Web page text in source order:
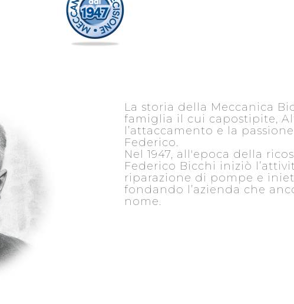
La storia della Meccanica
famiglia il cui capostipite,
l’attaccamento e la
Federico.
Nel 1947, all'epoca della
Federico Bicchi iniziò
riparazione di pompe e
fondando l’azienda che
nome.